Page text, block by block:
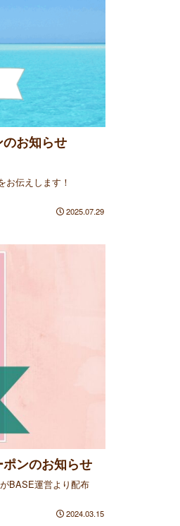
お知らせ
伝えします！
2025.07.29
ンのお知らせ
BASE運営より配布
2024.03.15